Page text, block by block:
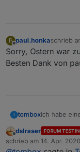
P
Offline
paul.honkaschrieb
zuletzt
Sorry, Ostern war
Besten Dank von
T tomboxIch habe
Ventil 6
Offline
dslraser FORUM
schrieb am 14. Apr.
zuletzt editiert von